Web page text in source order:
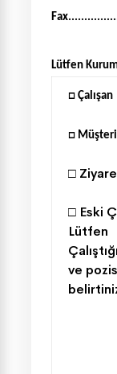
Lütfen
□ Çalışan
□ Müşteri
□
□ Eski
Lütfen
ve